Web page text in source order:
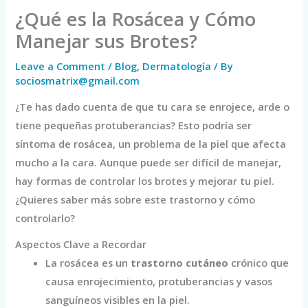
¿Qué es la Rosácea y Cómo
Manejar sus Brotes?
Leave a Comment / Blog, Dermatología / By
sociosmatrix@gmail.com
¿Te has dado cuenta de que tu cara se enrojece, arde o
tiene pequeñas protuberancias? Esto podría ser
síntoma de rosácea, un problema de la piel que afecta
mucho a la cara. Aunque puede ser difícil de manejar,
hay formas de controlar los brotes y mejorar tu piel.
¿Quieres saber más sobre este trastorno y cómo
controlarlo?
Aspectos Clave a Recordar
La rosácea es un trastorno cutáneo crónico que
causa enrojecimiento, protuberancias y vasos
sanguíneos visibles en la piel.